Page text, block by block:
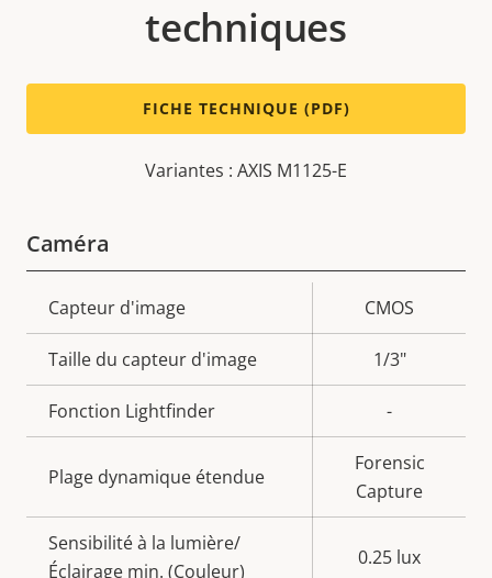
techniques
FICHE TECHNIQUE (PDF)
Variantes : AXIS M1125-E
Caméra
Description
de la
propriété
la
propriété
Capteur d'image CMOS
Taille du capteur d'image 1/3"
Fonction Lightfinder -
Plage dynamique étendue
Forensic
Capture
Sensibilité à la lumière/
Éclairage min. (Couleur)
0.25 lux